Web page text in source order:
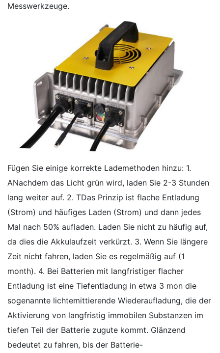
Messwerkzeuge.
Fügen Sie einige korrekte Lademethoden hinzu: 1.
ANachdem das Licht grün wird, laden Sie 2-3 Stunden
lang weiter auf. 2. TDas Prinzip ist flache Entladung
(Strom) und häufiges Laden (Strom) und dann jedes
Mal nach 50% aufladen. Laden Sie nicht zu häufig auf,
da dies die Akkulaufzeit verkürzt. 3. Wenn Sie längere
Zeit nicht fahren, laden Sie es regelmäßig auf (1
month). 4. Bei Batterien mit langfristiger flacher
Entladung ist eine Tiefentladung in etwa 3 mon die
sogenannte lichtemittierende Wiederaufladung, die der
Aktivierung von langfristig immobilen Substanzen im
tiefen Teil der Batterie zugute kommt. Glänzend
bedeutet zu fahren, bis der Batterie-